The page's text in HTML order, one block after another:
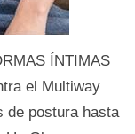
ÍNTIMAS
el Multiway
de postura hasta